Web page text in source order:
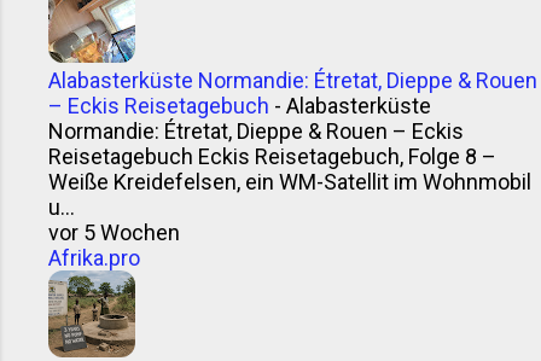
Alabasterküste Normandie: Étretat, Dieppe & Rouen
– Eckis Reisetagebuch - Alabasterküste
Normandie: Étretat, Dieppe & Rouen – Eckis
Reisetagebuch Eckis Reisetagebuch, Folge 8 –
Weiße Kreidefelsen, ein WM-Satellit im Wohnmobil
u...
vor 5 Wochen
Afrika.pro